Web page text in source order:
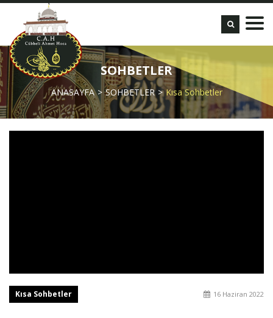
SOHBETLER
ANASAYFA SOHBETLER Kısa Sohbetler
Kısa Sohbetler 16 Haziran 2022